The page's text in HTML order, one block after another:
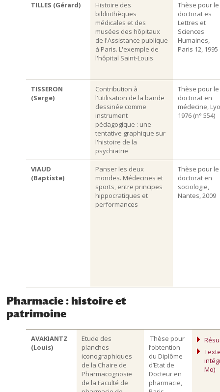
TILLES (Gérard)
Histoire des
bibliothèques
médicales et des
musées des hôpitaux
de l'Assistance publique
à Paris. L'exemple de
l'hôpital Saint-Louis
Thèse pour le
doctorat es
Lettres et
Sciences
Humaines,
Paris 12, 1995
TISSERON
(Serge)
Contribution à
l'utilisation de la bande
dessinée comme
instrument
pédagogique : une
tentative graphique sur
l'histoire de la
psychiatrie
Thèse pour le
doctorat en
médecine,
1976 (n° 554)
VIAUD
(Baptiste)
Panser les deux
mondes. Médecines et
sports, entre principes
hippocratiques et
performances
Thèse pour le
doctorat en
sociologie,
Nantes, 2009
Pharmacie : histoire et
patrimoine
AVAKIANTZ
(Louis)
Etude des
planches
iconographiques
de la Chaire de
Pharmacognosie
de la Faculté de
Thèse pour
l’obtention
du Diplôme
d’Etat de
Docteur en
pharmacie,
Mo)